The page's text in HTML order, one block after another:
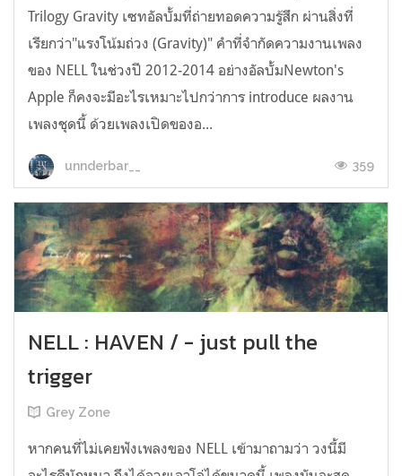
Trilogy Gravity เซทอัลบั้มที่ถ่ายทอดความรู้สึก ผ่านสิ่งที่
เรียกว่า"แรงโน้มถ่วง (Gravity)" คำที่จำกัดความงานเพลง
ของ NELL ในช่วงปี 2012-2014 อย่างอัลบั้มNewton's
Apple ก็คงจะมีอะไรเหมาะไปกว่าการ introduce ผลงาน
เพลงชุดนี้ ด้วยเพลงเปิดของอ...
unnderbar__ 359
NELL : HAVEN / - just pull the
trigger
Grey Zone
หากคนที่ไม่เคยฟังเพลงของ NELL เข้ามาถามว่า วงนี้มี